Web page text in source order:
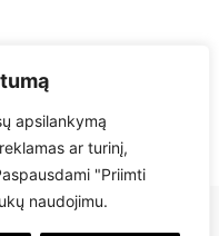
apsilankymą
ar turinį,
"Priimti
naudojimu.